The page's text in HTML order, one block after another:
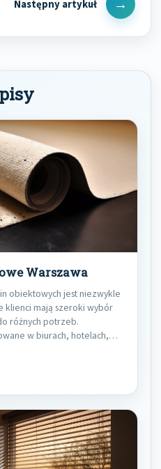
Next
Post
Warszawa
obiektowych jest niezwykle
klienci mają szeroki wybór
różnych potrzeb.
w biurach, hotelach,